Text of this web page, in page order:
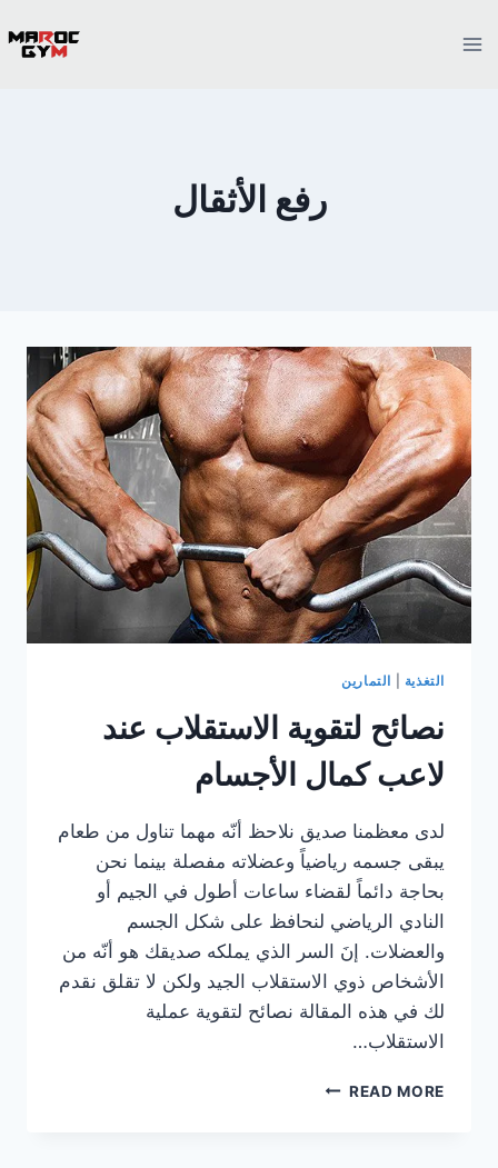
رفع الأثقال
التغذية التمارين
نصائح لتقوية الاستقلاب عند
لاعب كمال الأجسام
لدى معظمنا صديق نلاحظ أنّه مهما تناول من طعام
يبقى جسمه رياضياً وعضلاته مفصلة بينما نحن
بحاجة دائماً لقضاء ساعات أطول في الجيم أو
النادي الرياضي لنحافظ على شكل الجسم
والعضلات. إنَ السر الذي يملكه صديقك هو أنّه من
الأشخاص ذوي الاستقلاب الجيد ولكن لا تقلق نقدم
لك في هذه المقالة نصائح لتقوية عملية
الاستقلاب…
READ MOREنصائح